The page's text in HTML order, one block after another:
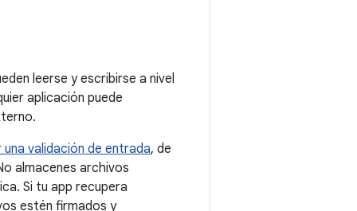
leerse y escribirse a nivel
aplicación puede
una validación de entrada, de
almacenes archivos
Si tu app recupera
estén firmados y